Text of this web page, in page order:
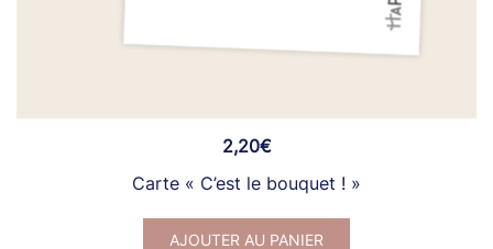
2,20€
Carte « C’est le bouquet ! »
AJOUTER AU PANIER